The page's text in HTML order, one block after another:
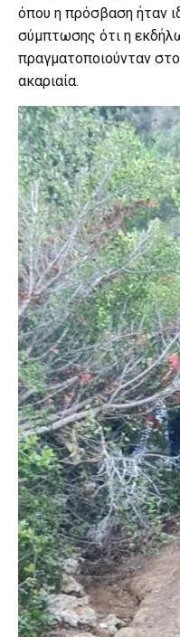
όπου η πρόσβαση ήταν
σύμπτωσης ότι η
πραγματοποιούνταν
ακαριαία.